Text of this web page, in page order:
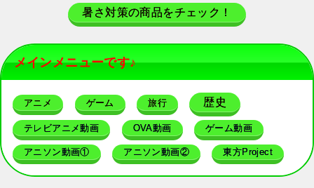
暑さ対策の商品をチェック！
メインメニューです♪
アニメ ゲーム 旅行 歴史
テレビアニメ動画 OVA動画 ゲーム動画
アニソン動画① アニソン動画② 東方Project